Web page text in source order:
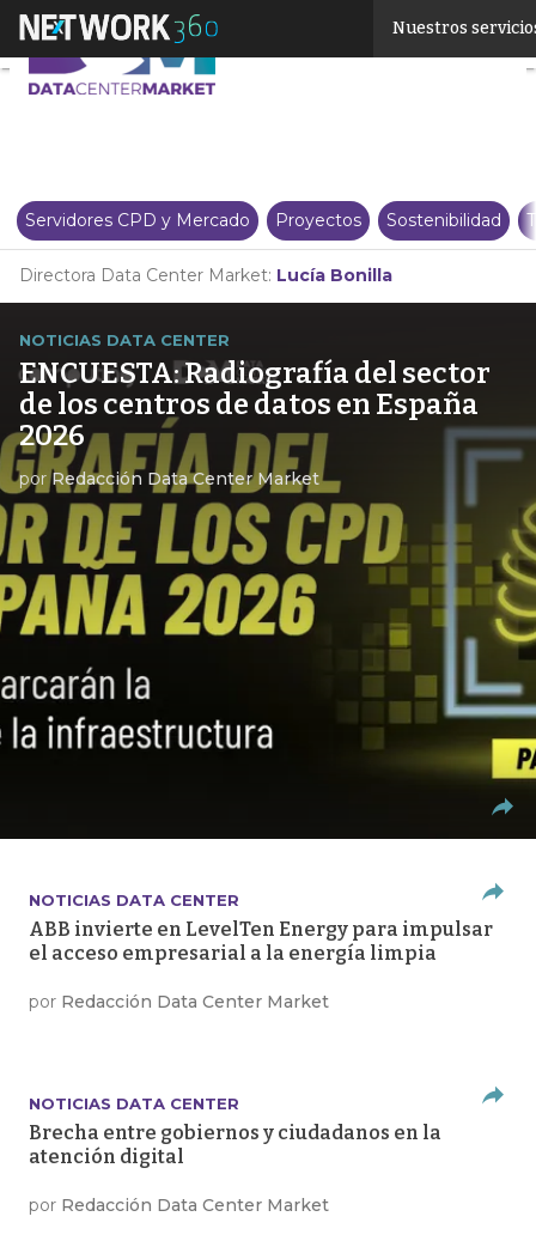
Nuestros
Servidores CPD y Mercado Proyectos Sostenibilidad
Directora Data Center Market: Lucía Bonilla
NOTICIAS DATA CENTER
ENCUESTA: Radiografía del sector
de los centros de datos en España
2026
porRedacción Data Center Market
NOTICIAS DATA CENTER
ABB invierte en LevelTen Energy para impulsar
el acceso empresarial a la energía limpia
por Redacción Data Center Market
NOTICIAS DATA CENTER
Brecha entre gobiernos y ciudadanos en la
atención digital
por Redacción Data Center Market